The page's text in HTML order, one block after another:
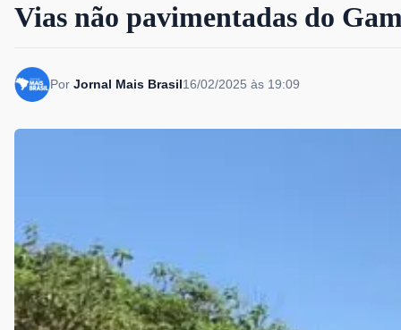
Vias não pavimentadas do
Por Jornal Mais Brasil16/02/2025 às 19:09